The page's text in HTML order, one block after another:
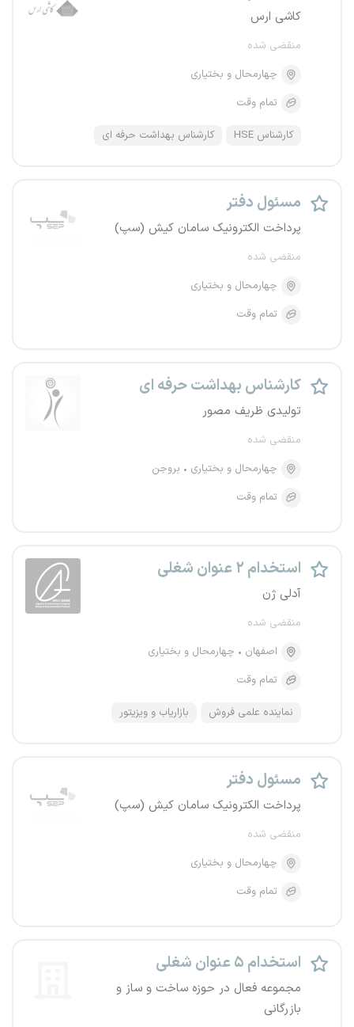
کاشی ارس
منقضی شده
چهارمحال و بختیاری
تمام وقت
کارشناس HSE کارشناس بهداشت حرفه ای
مسئول دفتر
پرداخت الکترونیک سامان کیش (سپ)
منقضی شده
چهارمحال و بختیاری
تمام وقت
کارشناس بهداشت حرفه ای
تولیدی ظریف مصور
منقضی شده
چهارمحال و بختیاری
بروجن
تمام وقت
استخدام ۲ عنوان شغلی
آدلی ژن
منقضی شده
اصفهان
چهارمحال و بختیاری
تمام وقت
نماینده علمی فروش بازاریاب و ویزیتور
مسئول دفتر
پرداخت الکترونیک سامان کیش (سپ)
منقضی شده
چهارمحال و بختیاری
تمام وقت
استخدام ۵ عنوان شغلی
مجموعه فعال در حوزه ساخت و ساز و
بازرگانی